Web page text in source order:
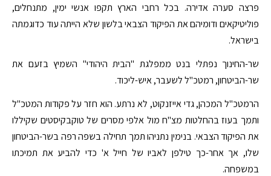
פרצה סערה אדירה. בכל רחבי הארץ תקפו אנשי ימין, מתנחלים,
פוליטיקאים ודומיהם את הפיקוד הצבאי בלשון שלא הייתה עוד כדוגמתה
בישראל.
שר-החינוך נפתלי בנט ממפלגת "הבית היהודי" השמיץ בזעם את
שר-הביטחון, רמטכ"ל לשעבר, איש-ליכוד.
הרמטכ"ל המכהן, גדי אייזנקוט, לא נרתע. הוא חזר על פקודות המטכ"ל
ותמך בעוז בהחלטות מצ"ח מול אלפי מסרים של טוקבקיסטים שקיללו
את הפיקוד הצבאי. בנימין נתניהו תמך תחילה בשפה רפה בשר-הביטחון
שלו, אך אחר-כך טילפן לאביו של חייל א' כדי להביע את תמיכתו
במשפחה.